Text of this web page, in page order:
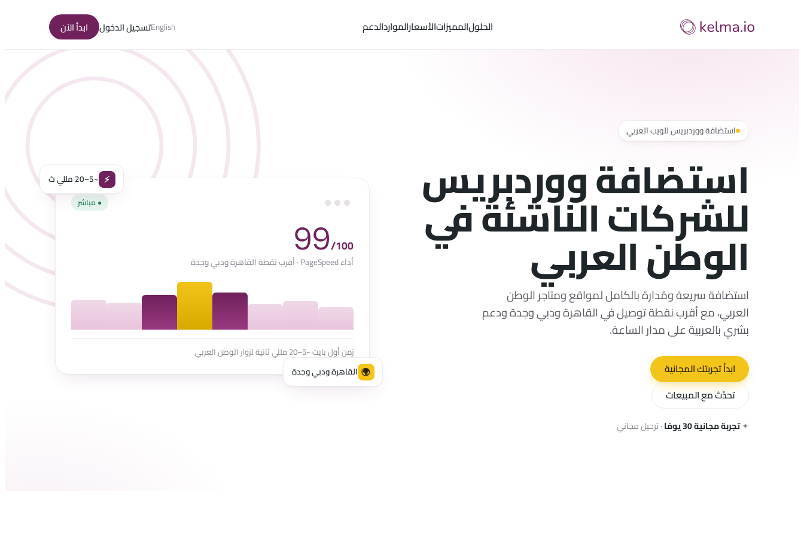
الحلولالمميزاتالأسعارالمواردالدعم Englishتسجيل الدخول ابدأ الآن
استضافة ووردبريس للويب العربي
استضافة ووردبريس
للشركات الناشئة في
الوطن العربي
استضافة سريعة ومُدارة بالكامل لمواقع ومتاجر الوطن
العربي، مع أقرب نقطة توصيل في القاهرة ودبي وجدة ودعم
بشري بالعربية على مدار الساعة.
ابدأ تجربتك المجانية
تحدّث مع المبيعات
✦تجربة مجانية 30 يومًا · ترحيل مجاني
⚡ ~5–20 مللي ث
🌍 القاهرة ودبي وجدة
● مباشر
99/100
أداء PageSpeed · أقرب نقطة القاهرة ودبي وجدة
زمن أول بايت ~5–20 مللي ثانية لزوار الوطن العربي